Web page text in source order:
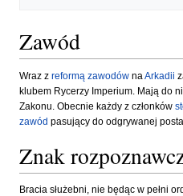
Zawód
Wraz z reformą zawodów na Arkadii
klubem Rycerzy Imperium. Mają do
Zakonu. Obecnie każdy z członków
zawód pasujący do odgrywanej
Znak
Bracia służebni, nie będąc w pełni